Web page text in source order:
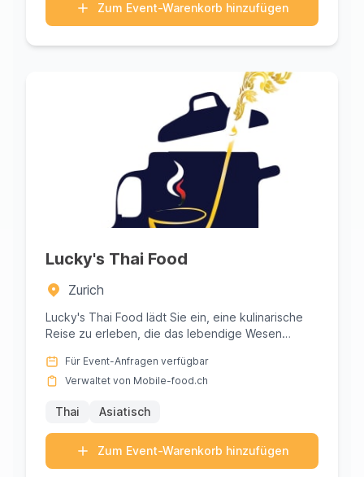
Zum Event-Warenkorb hinzufügen
Lucky's Thai Food
Zurich
Lucky's Thai Food lädt Sie ein, eine kulinarische
Reise zu erleben, die das lebendige Wesen
Für Event-Anfragen verfügbar
Verwaltet von Mobile-food.ch
Thai Asiatisch
Zum Event-Warenkorb hinzufügen